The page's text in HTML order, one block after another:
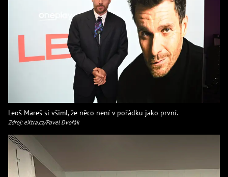
Leoš Mareš si všiml, že něco není v pořádku jako první.
Zdroj: eXtra.cz/Pavel Dvořák